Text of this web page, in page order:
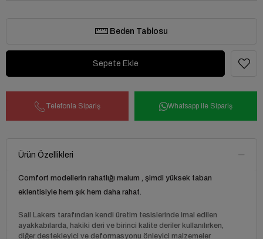
Beden Tablosu
Telefonla Sipariş Whatsapp ile Sipariş
Ürün Özellikleri
Comfort modellerin rahatlığı malum , şimdi yüksek taban
eklentisiyle hem şık hem daha rahat.
Sail Lakers tarafından kendi üretim tesislerinde imal edilen
ayakkabılarda, hakiki deri ve birinci kalite deriler kullanılırken,
diğer destekleyici ve deformasyonu önleyici malzemeler